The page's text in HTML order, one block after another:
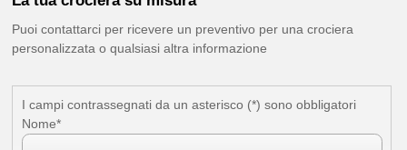
Puoi contattarci per ricevere un preventivo per una crociera
personalizzata o qualsiasi altra informazione
I campi contrassegnati da un asterisco (*) sono obbligatori
Nome*
News